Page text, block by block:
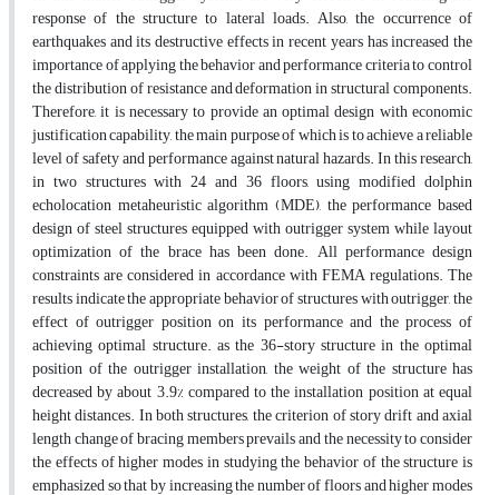
response of the structure to lateral loads. Also, the occurrence of
earthquakes and its destructive effects in recent years has increased the
importance of applying the behavior and performance criteria to control
the distribution of resistance and deformation in structural components.
Therefore, it is necessary to provide an optimal design with economic
justification capability, the main purpose of which is to achieve a reliable
level of safety and performance against natural hazards. In this research,
in two structures with 24 and 36 floors, using modified dolphin
echolocation metaheuristic algorithm (MDE), the performance based
design of steel structures equipped with outrigger system while layout
optimization of the brace has been done. All performance design
constraints are considered in accordance with FEMA regulations. The
results indicate the appropriate behavior of structures with outrigger, the
effect of outrigger position on its performance and the process of
achieving optimal structure. as the 36-story structure in the optimal
position of the outrigger installation, the weight of the structure has
decreased by about 3.9% compared to the installation position at equal
height distances. In both structures, the criterion of story drift and axial
length change of bracing members prevails and the necessity to consider
the effects of higher modes in studying the behavior of the structure is
emphasized so that by increasing the number of floors and higher modes